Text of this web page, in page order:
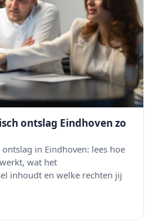
ontslag Eindhoven zo
in Eindhoven: lees hoe
wat het
inhoudt en welke rechten jij